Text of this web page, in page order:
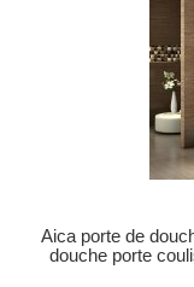
Aica porte de
douche porte